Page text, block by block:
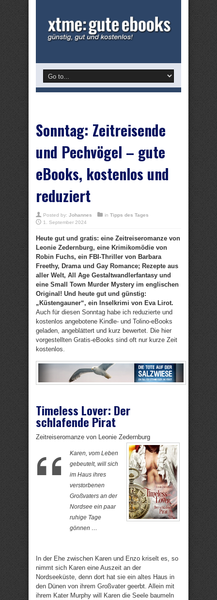
Sonntag: Zeitreisende
und Pechvögel – gute
eBooks, kostenlos und
reduziert
Posted by: Johannes in Tipps des Tages
1. September 2024
Heute gut und gratis: eine Zeitreiseromanze von
Leonie Zedernburg, eine Krimikomödie von
Robin Fuchs, ein FBI-Thriller von Barbara
Freethy, Drama und Gay Romance; Rezepte aus
aller Welt, All Age Gestaltwandlerfantasy und
eine Small Town Murder Mystery im englischen
Original! Und heute gut und günstig:
„Küstengauner“, ein Inselkrimi von Eva Lirot.
Auch für diesen Sonntag habe ich reduzierte und
kostenlos angebotene Kindle- und Tolino-eBooks
geladen, angeblättert und kurz bewertet. Die hier
vorgestellten Gratis-eBooks sind oft nur kurze Zeit
kostenlos.
Timeless Lover: Der
schlafende Pirat
Zeitreiseromanze von Leonie Zedernburg
Karen, vom Leben
gebeutelt, will sich
im Haus ihres
verstorbenen
Großvaters an der
Nordsee ein paar
ruhige Tage
gönnen …
In der Ehe zwischen Karen und Enzo kriselt es, so
nimmt sich Karen eine Auszeit an der
Nordseeküste, denn dort hat sie ein altes Haus in
den Dünen von ihrem Großvater geerbt. Allein mit
ihrem Kater Murphy will Karen die Seele baumeln